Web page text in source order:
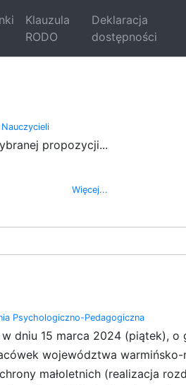
Klauzula
RODO
Deklaracja
dostępności
propozycji...
Więcej...
Psychologiczno-Pedagogiczna
dniu 15 marca 2024 (piątek), o
województwa warmińsko-
małoletnich (realizacja